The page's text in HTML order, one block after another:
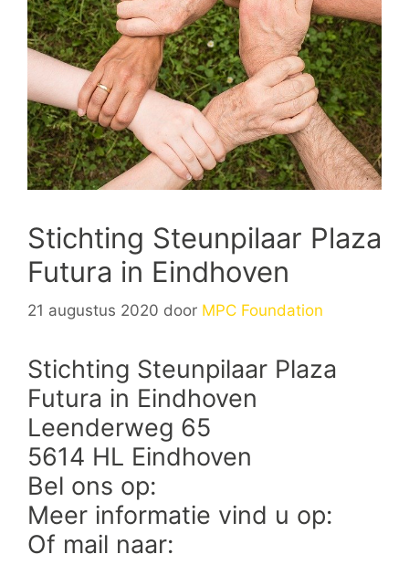
Stichting Steunpilaar Plaza
Futura in Eindhoven
21 augustus 2020 door MPC Foundation
Stichting Steunpilaar Plaza
Futura in Eindhoven
Leenderweg 65
5614 HL Eindhoven
Bel ons op:
Meer informatie vind u op:
Of mail naar: